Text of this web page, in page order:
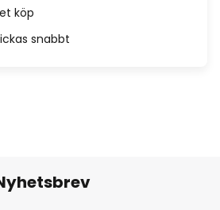
köp
snabbt